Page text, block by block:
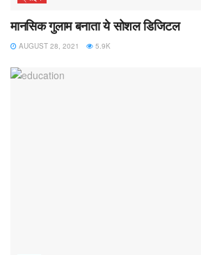
मानसिक गुलाम बनाता ये सोशल डिजिटल
AUGUST 28, 2021 5.9K